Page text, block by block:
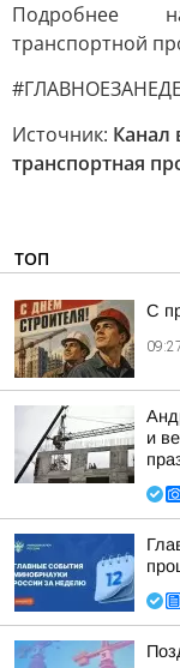
транспортной
Источник: Канал
транспортная
ТОП
С
и